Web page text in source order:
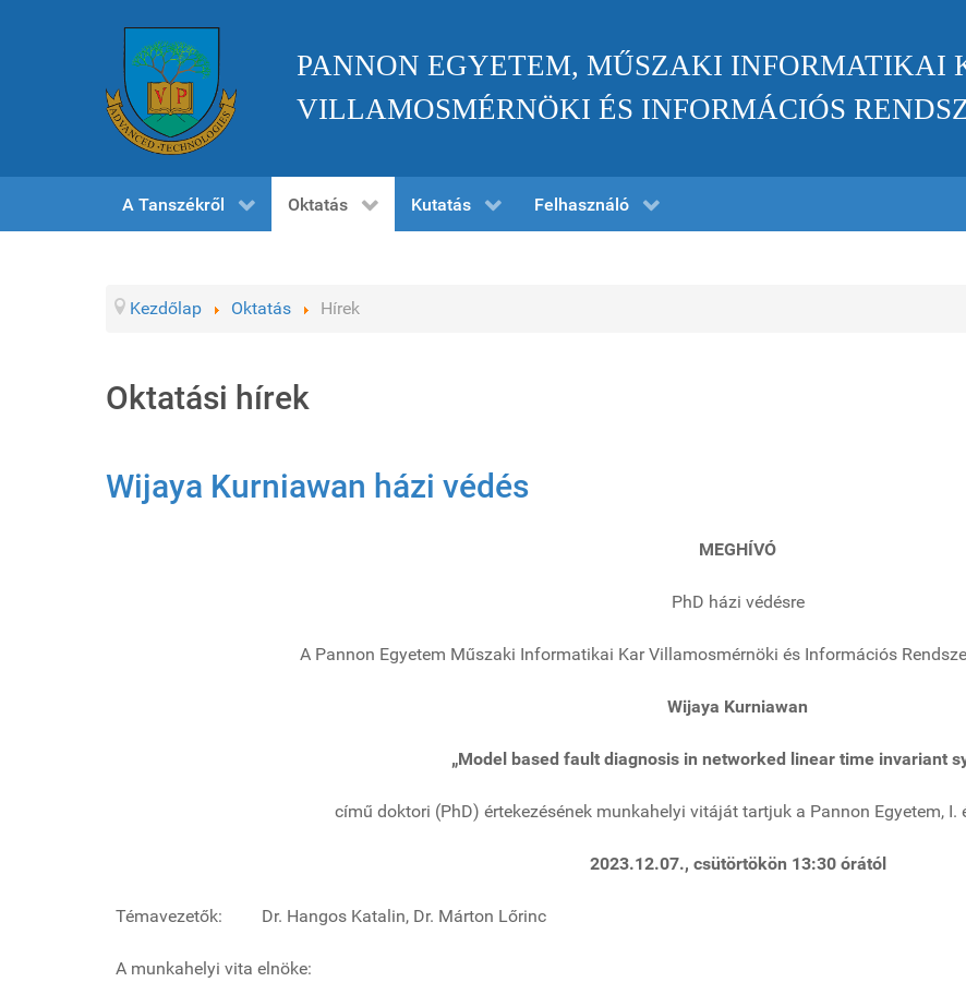
PANNON EGYETEM, MŰSZAKI INFORMATIKAI
VILLAMOSMÉRNÖKI ÉS INFORMÁCIÓS
A Tanszékről Oktatás Kutatás Felhasználó
Kezdőlap Oktatás Hírek
Oktatási hírek
Wijaya Kurniawan házi védés
MEGHÍVÓ
PhD házi védésre
A Pannon Egyetem Műszaki Informatikai Kar Villamosmérnöki és Információs
Wijaya Kurniawan
„Model based fault diagnosis in networked linear time invariant
című doktori (PhD) értekezésének munkahelyi vitáját tartjuk a Pannon Egyetem, I.
2023.12.07., csütörtökön 13:30 órától
Témavezetők: Dr. Hangos Katalin, Dr. Márton Lőrinc
A munkahelyi vita elnöke: